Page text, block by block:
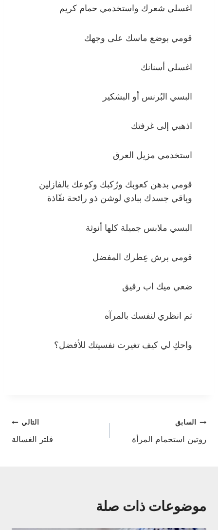
اغسلي شعرك واستخدمي حمام كريم
قومي بوضع ماسك على وجهك
اغسلي أسنانك
البسي البُرنس أو البشكير
اذهبي إلى غرفتك
استخدمي مزيل العرق
قومي بدهن كعوبك ورُكبك وكوعك بالفازلين
وباقي جسدك ببادي لوشن ذو رائحة نفّاذة
البسي ملابس جميلة كلها أنوثة
قومي برش عِطرك المفضل
ضعي ميك اب رقيق
ثم انظري لنفسك بالمرآه
واحكِ لي كيف تغيرت نفسيتك للأفضل؟
تصفّح
المقالات
السابق
روتين استحمام المرأة
التالي
فلتر الغسالة
موضوعات ذات صلة